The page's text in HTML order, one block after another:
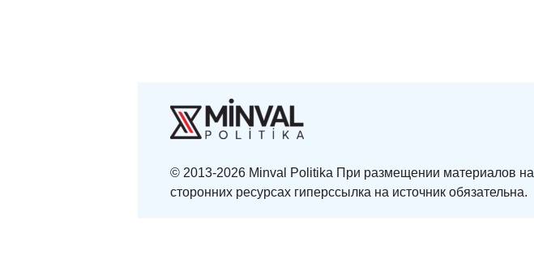
© 2013-2026 Minval Politika При размещении материалов на
сторонних ресурсах гиперссылка на источник обязательна.